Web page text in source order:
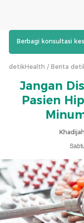
Berbagi konsultasi
detikHealth Berita
Jangan
Pasien